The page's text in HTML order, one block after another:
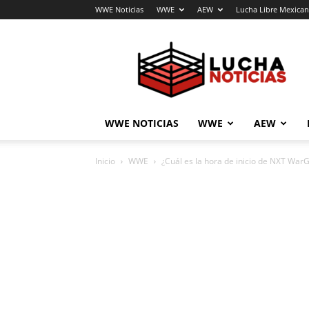
WWE Noticias WWE AEW Lucha Libre
Noticias
WWE NOTICIAS WWE AEW
Inicio WWE ¿Cuál es la hora de inicio de NXT